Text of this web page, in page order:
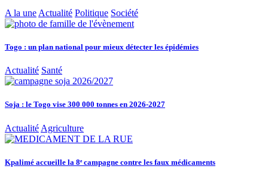
A la une Actualité Politique Société
Togo : un plan national pour mieux détecter les épidémies
Actualité Santé
Soja : le Togo vise 300 000 tonnes en 2026-2027
Actualité Agriculture
Kpalimé accueille la 8ᵉ campagne contre les faux médicaments